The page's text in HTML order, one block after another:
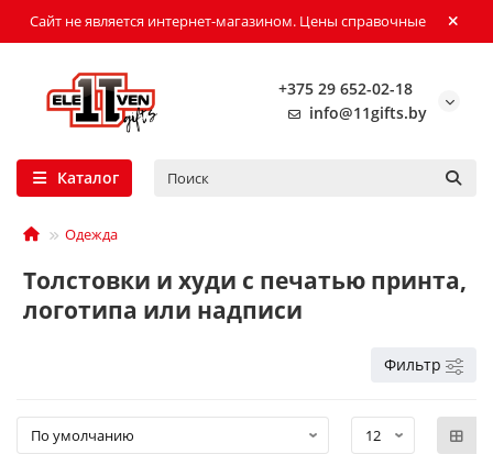
Сайт не является интернет-магазином. Цены справочные
+375 29 652-02-18
info@11gifts.by
Каталог
Одежда
Толстовки и худи с печатью принта,
логотипа или надписи
Фильтр